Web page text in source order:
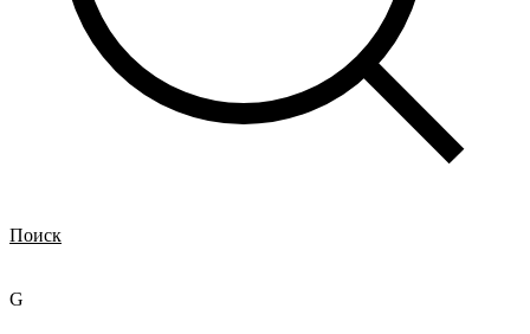
Поиск
G